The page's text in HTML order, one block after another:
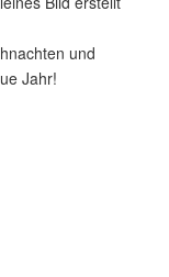
und
Jahr!